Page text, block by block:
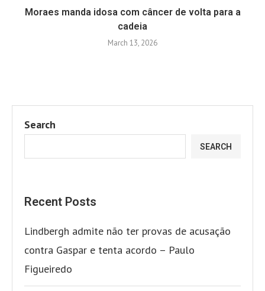
Moraes manda idosa com câncer de volta para a
cadeia
March 13, 2026
Search
SEARCH
Recent Posts
Lindbergh admite não ter provas de acusação
contra Gaspar e tenta acordo – Paulo
Figueiredo